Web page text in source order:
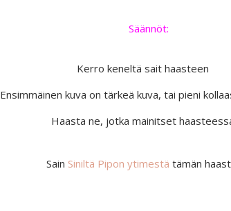
Säännöt:
Kerro keneltä sait haasteen
Ensimmäinen kuva on tärkeä kuva, tai pieni
Haasta ne, jotka mainitset
Sain Siniltä Pipon ytimestä tämän